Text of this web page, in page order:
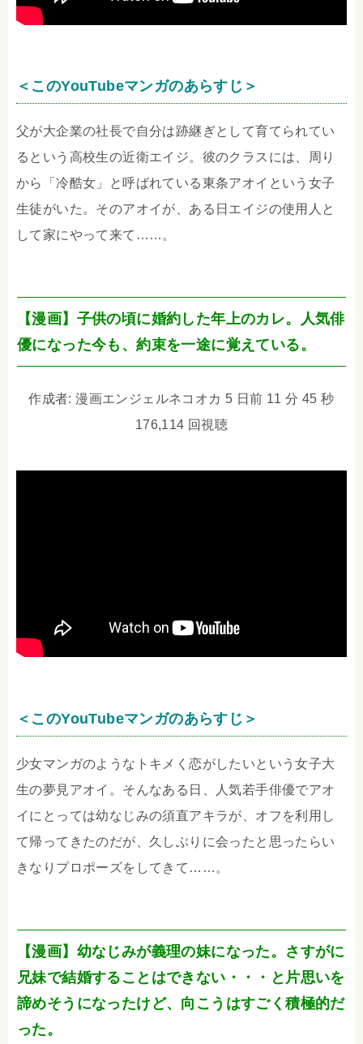
＜このYouTubeマンガのあらすじ＞
父が大企業の社長で自分は跡継ぎとして育てられてい
るという高校生の近衛エイジ。彼のクラスには、周り
から「冷酷女」と呼ばれている東条アオイという女子
生徒がいた。そのアオイが、ある日エイジの使用人と
して家にやって来て……。
【漫画】子供の頃に婚約した年上のカレ。人気俳
優になった今も、約束を一途に覚えている。
作成者: 漫画エンジェルネコオカ 5 日前 11 分 45 秒
176,114 回視聴
＜このYouTubeマンガのあらすじ＞
少女マンガのようなトキメく恋がしたいという女子大
生の夢見アオイ。そんなある日、人気若手俳優でアオ
イにとっては幼なじみの須直アキラが、オフを利用し
て帰ってきたのだが、久しぶりに会ったと思ったらい
きなりプロポーズをしてきて……。
【漫画】幼なじみが義理の妹になった。さすがに
兄妹で結婚することはできない・・・と片思いを
諦めそうになったけど、向こうはすごく積極的だ
った。